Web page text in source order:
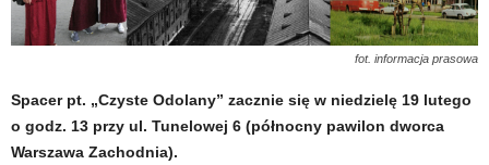
fot. informacja prasowa
Spacer pt. „Czyste Odolany” zacznie się w niedzielę 19 lutego
o godz. 13 przy ul. Tunelowej 6 (północny pawilon dworca
Warszawa Zachodnia).